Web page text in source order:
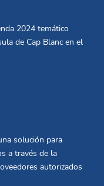
2024 temático
de Cap Blanc en el
solución para
a través de la
autorizados